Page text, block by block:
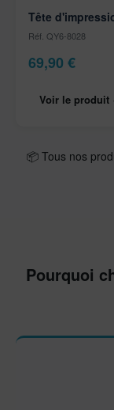
Tête
Réf. QY6-8028
69,90 €
Voir le
📦 Tous nos
Pourquoi